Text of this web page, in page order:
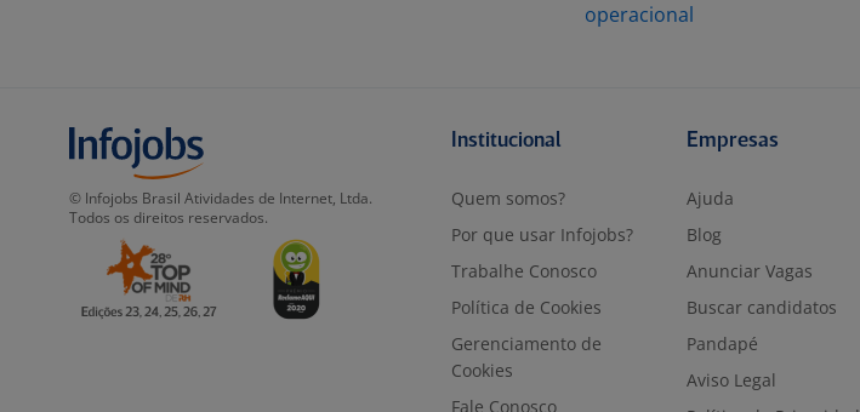
operacional
© Infojobs Brasil Atividades de Internet, Ltda.
Todos os direitos reservados.
Institucional
Quem somos?
Por que usar Infojobs?
Trabalhe Conosco
Política de Cookies
Gerenciamento de
Cookies
Fale Conosco
Empresas
Ajuda
Blog
Anunciar Vagas
Buscar candidatos
Pandapé
Aviso Legal